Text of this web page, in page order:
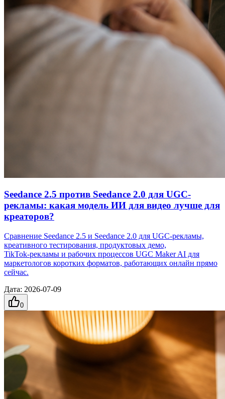
Seedance 2.5 против Seedance 2.0 для UGC-
рекламы: какая модель ИИ для видео лучше для
креаторов?
Сравнение Seedance 2.5 и Seedance 2.0 для UGC‑рекламы,
креативного тестирования, продуктовых демо,
TikTok‑рекламы и рабочих процессов UGC Maker AI для
маркетологов коротких форматов, работающих онлайн прямо
сейчас.
Дата: 2026-07-09
0